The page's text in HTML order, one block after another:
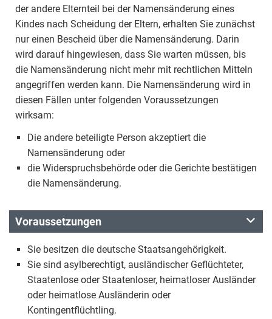
der andere Elternteil bei der Namensänderung eines
Kindes nach Scheidung der Eltern, erhalten Sie zunächst
nur einen Bescheid über die Namensänderung. Darin
wird darauf hingewiesen, dass Sie warten müssen, bis
die Namensänderung nicht mehr mit rechtlichen Mitteln
angegriffen werden kann. Die Namensänderung wird in
diesen Fällen unter folgenden Voraussetzungen
wirksam:
Die andere beteiligte Person akzeptiert die
Namensänderung oder
die Widerspruchsbehörde oder die Gerichte bestätigen
die Namensänderung.
Voraussetzungen
Sie besitzen die deutsche Staatsangehörigkeit.
Sie sind asylberechtigt, ausländischer Geflüchteter,
Staatenlose oder Staatenloser, heimatloser Ausländer
oder heimatlose Ausländerin oder
Kontingentflüchtling.